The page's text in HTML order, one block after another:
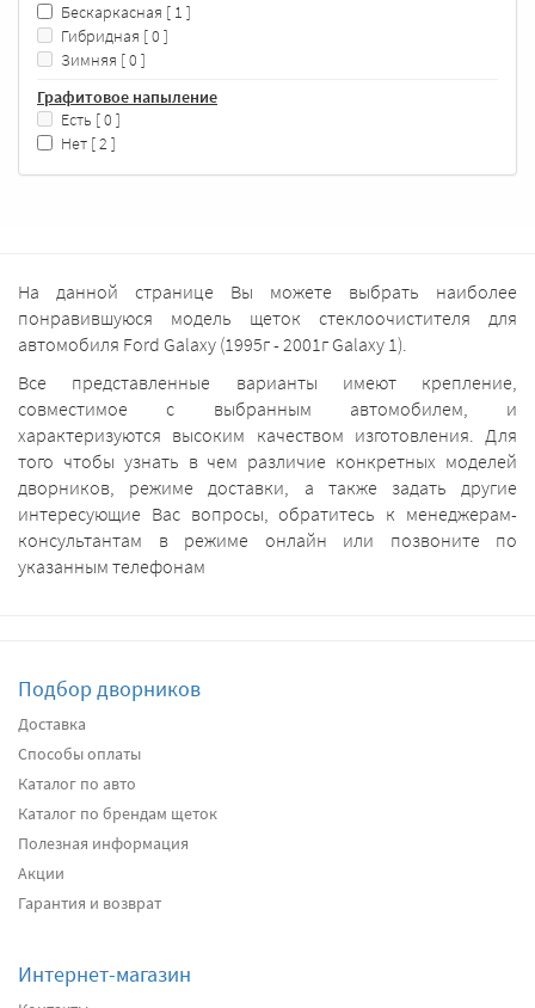
Бескаркасная [ 1 ]
Гибридная [ 0 ]
Зимняя [ 0 ]
Графитовое напыление
Есть [ 0 ]
Нет [ 2 ]
На данной странице Вы можете выбрать наиболее
понравившуюся модель щеток стеклоочистителя для
автомобиля Ford Galaxy (1995г - 2001г Galaxy 1).
Все представленные варианты имеют крепление,
совместимое с выбранным автомобилем, и
характеризуются высоким качеством изготовления. Для
того чтобы узнать в чем различие конкретных моделей
дворников, режиме доставки, а также задать другие
интересующие Вас вопросы, обратитесь к менеджерам-
консультантам в режиме онлайн или позвоните по
указанным телефонам
Подбор дворников
Доставка
Способы оплаты
Каталог по авто
Каталог по брендам щеток
Полезная информация
Акции
Гарантия и возврат
Интернет-магазин